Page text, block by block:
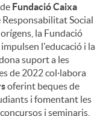
Fundació Caixa
Responsabilitat Social
la Fundació
l'educació i la
suport a les
de 2022 col·labora
oferint beques de
i fomentant les
i seminaris,